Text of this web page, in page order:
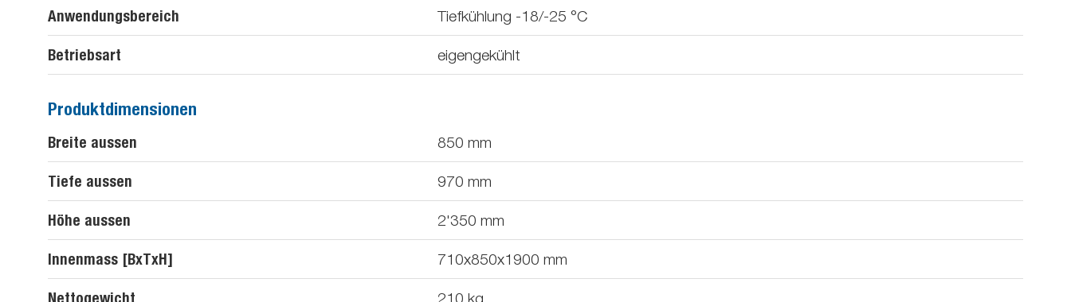
Anwendungsbereich Tiefkühlung -18/-25 °C
Betriebsart eigengekühlt
Produktdimensionen
Breite aussen 850 mm
Tiefe aussen 970 mm
Höhe aussen 2'350 mm
Innenmass [BxTxH] 710x850x1900 mm
Nettogewicht 210 kg